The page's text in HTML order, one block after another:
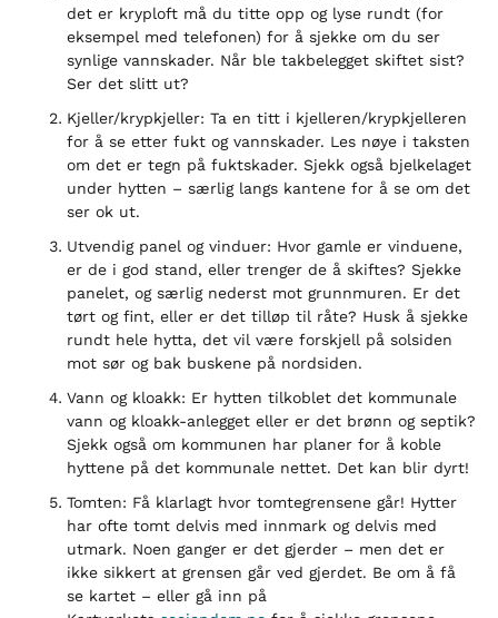
det er kryploft må du titte opp og lyse rundt (for
eksempel med telefonen) for å sjekke om du ser
synlige vannskader. Når ble takbelegget skiftet sist?
Ser det slitt ut?
Kjeller/krypkjeller: Ta en titt i kjelleren/krypkjelleren
for å se etter fukt og vannskader. Les nøye i taksten
om det er tegn på fuktskader. Sjekk også bjelkelaget
under hytten – særlig langs kantene for å se om det
ser ok ut.
Utvendig panel og vinduer: Hvor gamle er vinduene,
er de i god stand, eller trenger de å skiftes? Sjekke
panelet, og særlig nederst mot grunnmuren. Er det
tørt og fint, eller er det tilløp til råte? Husk å sjekke
rundt hele hytta, det vil være forskjell på solsiden
mot sør og bak buskene på nordsiden.
Vann og kloakk: Er hytten tilkoblet det kommunale
vann og kloakk-anlegget eller er det brønn og septik?
Sjekk også om kommunen har planer for å koble
hyttene på det kommunale nettet. Det kan blir dyrt!
Tomten: Få klarlagt hvor tomtegrensene går! Hytter
har ofte tomt delvis med innmark og delvis med
utmark. Noen ganger er det gjerder – men det er
ikke sikkert at grensen går ved gjerdet. Be om å få
se kartet – eller gå inn på